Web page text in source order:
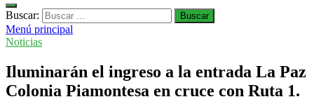
Buscar:
Menú principal
Noticias
Iluminarán el ingreso a la entrada La Paz
Colonia Piamontesa en cruce con Ruta 1.